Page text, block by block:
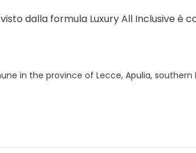
dalla formula Luxury All Inclusive è
in the province of Lecce, Apulia,